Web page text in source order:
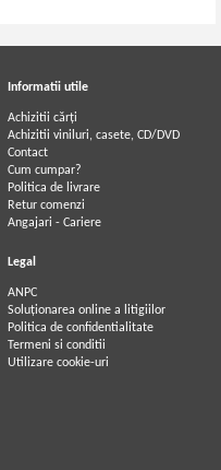
Informatii utile
Achizitii cărți
Achizitii viniluri, casete, CD/DVD
Contact
Cum cumpar?
Politica de livrare
Retur comenzi
Angajari - Cariere
Legal
ANPC
Soluționarea online a litigiilor
Politica de confidentialitate
Termeni si conditii
Utilizare cookie-uri